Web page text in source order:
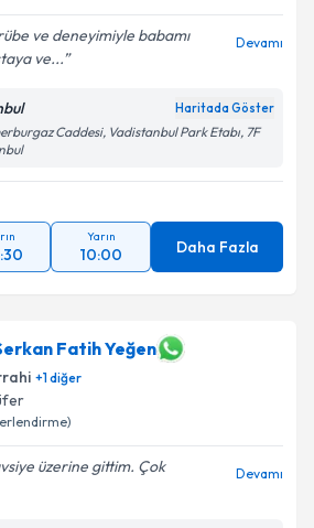
işlenmesine ilişkin
kabul ediyorum.
ve deneyimiyle babamı
ve...
Devamı
Haritada Göster
Caddesi, Vadistanbul Park Etabı, 7F
Yarın
10:00 Daha Fazla
Fatih Yeğen
+1diğer
üzerine gittim. Çok
Devamı